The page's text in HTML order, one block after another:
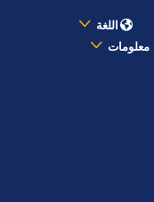
اللغة
معلومات